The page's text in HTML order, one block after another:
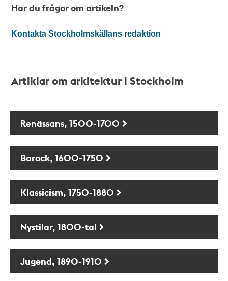
Har du frågor om artikeln?
Kontakta Stockholmskällans redaktion
Artiklar om arkitektur i Stockholm
Renässans, 1500-1700
Barock, 1600-1750
Klassicism, 1750-1880
Nystilar, 1800-tal
Jugend, 1890-1910